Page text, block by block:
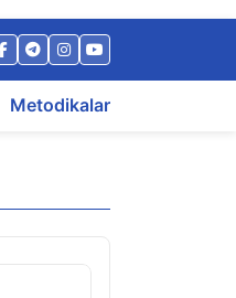
Metodikalar